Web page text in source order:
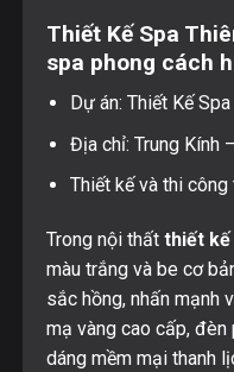
Thiết Kế Spa
spa phong cách
Dự án: Thiết Kế
Địa chỉ: Trung Kính
Thiết kế và thi công
Trong nội thất thiết kế
màu trắng và be cơ
sắc hồng, nhấn mạnh
mạ vàng cao cấp,
dáng mềm mại thanh